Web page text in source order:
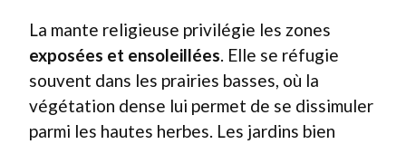
La mante religieuse privilégie les zones
exposées et ensoleillées . Elle se réfugie
souvent dans les prairies basses, où la
végétation dense lui permet de se dissimuler
parmi les hautes herbes. Les jardins bien